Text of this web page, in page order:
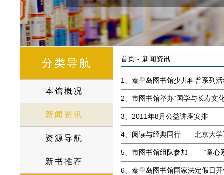
分类导航
本馆概况
新闻资讯
资源导航
新书推荐
首页 - 新闻资讯
1、 秦皇岛图书馆少儿科普系列
2、 市图书馆举办“国学与长寿文
3、 2011年8月公益讲座安排
4、 阅读与经典同行——北京大学
5、 市图书馆组队参加 ——“童心
6、 秦皇岛图书馆国家法定假日